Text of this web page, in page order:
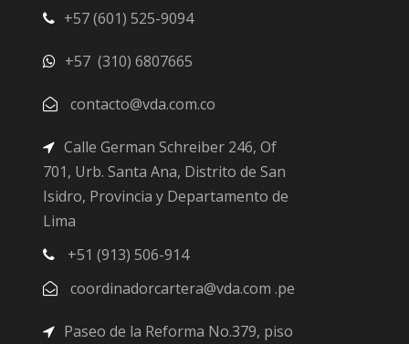
+57 (601) 525-9094
+57 (310) 6807665
contacto@vda.com.co
Calle German Schreiber 246, Of
701, Urb. Santa Ana, Distrito de San
Isidro, Provincia y Departamento de
Lima
+51 (913) 506-914
coordinadorcartera@vda.com .pe
Paseo de la Reforma No.379, piso